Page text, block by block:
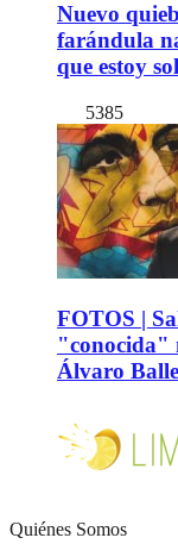
Nuevo
farándula
que estoy
5385
FOTOS |
"conocida"
Álvaro
Quiénes Somos